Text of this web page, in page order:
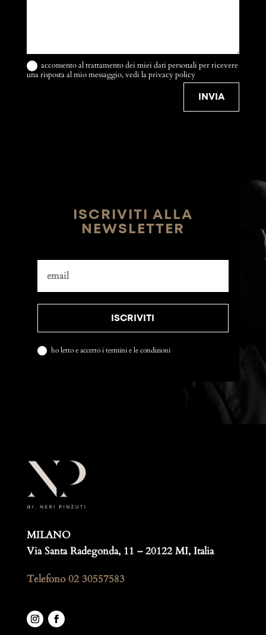
acconsento al trattamento dei miei dati personali per ricevere
una risposta al mio messaggio, vedi laprivacy policy
INVIA
ISCRIVITI ALLA
NEWSLETTER
ho letto e accetto i termini e le condizioni
MILANO
Via Santa Radegonda, 11 – 20122 MI, Italia
Telefono02 30557583